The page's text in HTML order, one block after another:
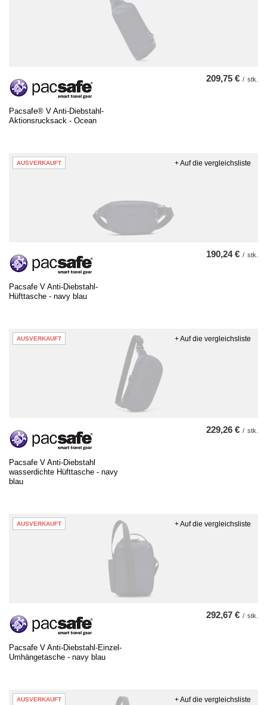
Pacsafe® V Anti-Diebstahl-
Aktionsrucksack - Ocean
209,75 € / stk.
AUSVERKAUFT
Pacsafe V Anti-Diebstahl-
Hüfttasche - navy blau
190,24 € / stk.
+ Auf die vergleichsliste
AUSVERKAUFT
Pacsafe V Anti-Diebstahl
wasserdichte Hüfttasche - navy
blau
229,26 € / stk.
+ Auf die vergleichsliste
AUSVERKAUFT
Pacsafe V Anti-Diebstahl-Einzel-
Umhängetasche - navy blau
292,67 € / stk.
+ Auf die vergleichsliste
AUSVERKAUFT + Auf die vergleichsliste